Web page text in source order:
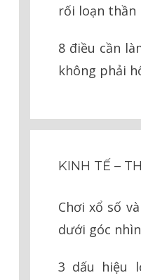
rối loạn thần
8 điều cần
không phải
KINH TẾ –
Chơi xổ số
dưới góc
3 dấu hiệu